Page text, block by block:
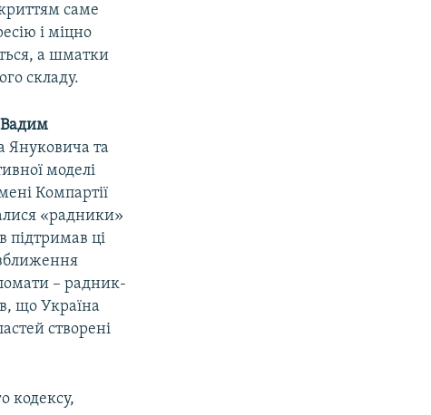
саме
і міцно
а шматки
складу.
Вадим
Януковича та
моделі
Компартії
«радники»
підтримав ці
– радник-
що Україна
створені
кодексу,